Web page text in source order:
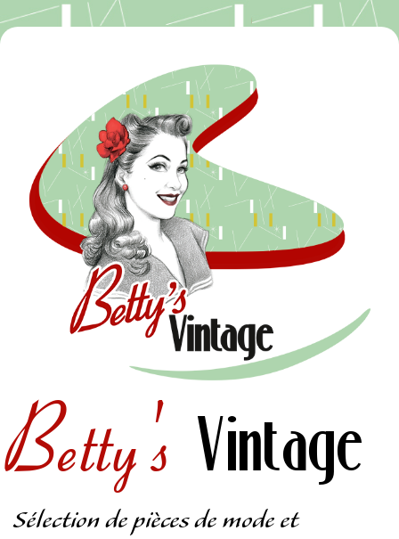
Betty's Vintage
Sélection de pièces de mode et